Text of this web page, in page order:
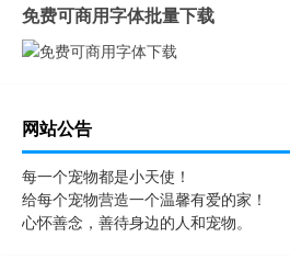
免费可商用字体批量下载
网站公告
每一个宠物都是小天使！
给每个宠物营造一个温馨有爱的家！
心怀善念，善待身边的人和宠物。